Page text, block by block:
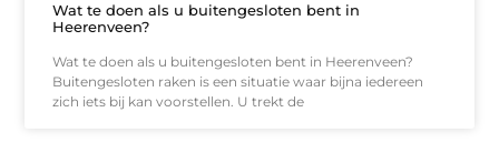
Wat te doen als u buitengesloten bent in
Heerenveen?
Wat te doen als u buitengesloten bent in Heerenveen?
Buitengesloten raken is een situatie waar bijna iedereen
zich iets bij kan voorstellen. U trekt de